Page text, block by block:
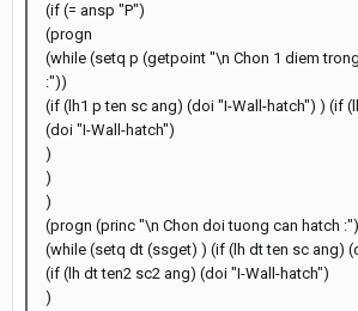
(if (= ansp "P")
(progn
(while (setq p (getpoint "\n Chon 1 diem
:"))
(if (lh1 p ten sc ang) (doi "I-Wall-hatch") ) (if
(doi "I-Wall-hatch")
)
)
)
(progn (princ "\n Chon doi tuong can hatch :")
(while (setq dt (ssget) ) (if (lh dt ten sc ang)
(if (lh dt ten2 sc2 ang) (doi "I-Wall-hatch")
)